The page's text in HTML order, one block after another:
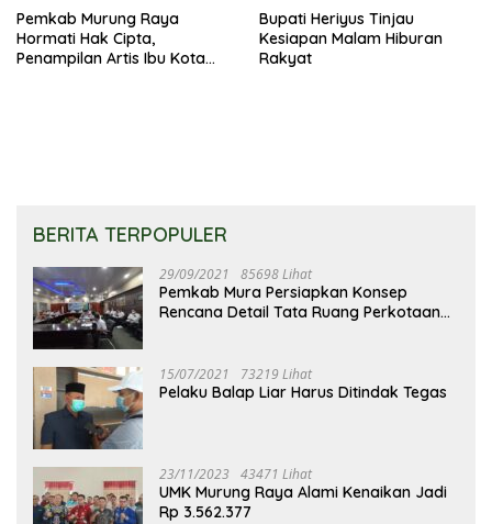
Pemkab Murung Raya
Hormati Hak Cipta,
Penampilan Artis Ibu Kota
Bupati Heriyus Tinjau
Kesiapan Malam Hiburan
Rakyat
BERITA TERPOPULER
29/09/2021 85698 Lihat
Pemkab Mura Persiapkan Konsep
Rencana Detail Tata Ruang Perkotaan
15/07/2021 73219 Lihat
Pelaku Balap Liar Harus Ditindak Tegas
23/11/2023 43471 Lihat
UMK Murung Raya Alami Kenaikan Jadi
Rp 3.562.377